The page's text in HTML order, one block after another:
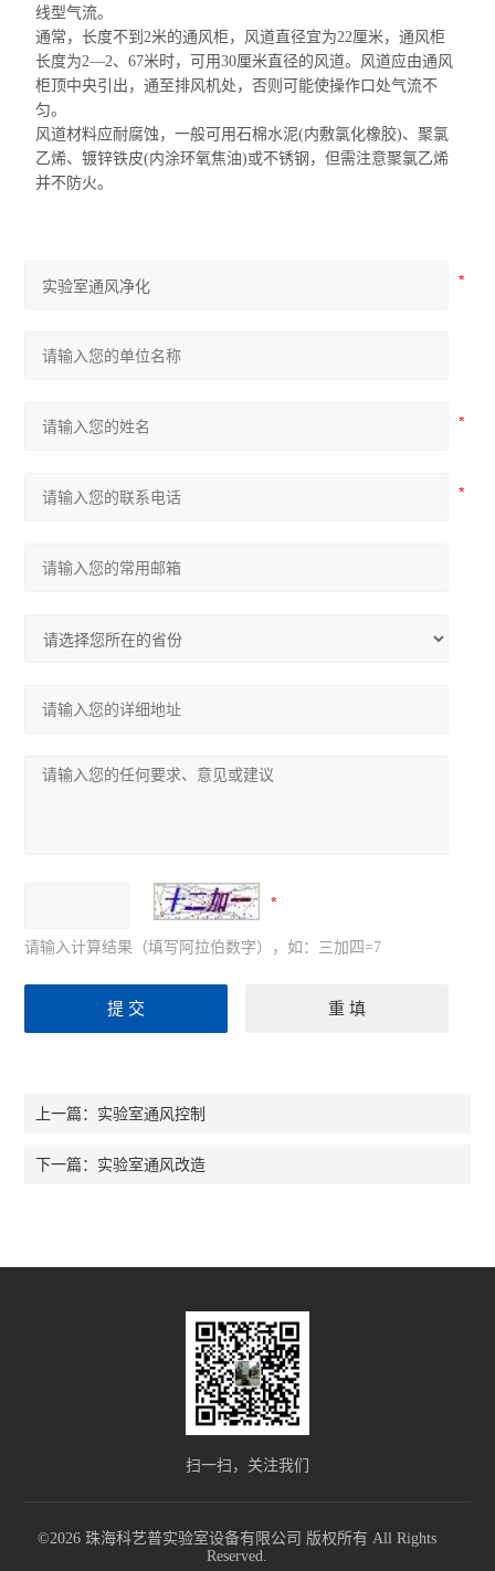
线型气流。
通常，长度不到2米的通风柜，风道直径宜为22厘米，通风柜
长度为2—2、67米时，可用30厘米直径的风道。风道应由通风
柜顶中央引出，通至排风机处，否则可能使操作口处气流不
匀。
风道材料应耐腐蚀，一般可用石棉水泥(内敷氯化橡胶)、聚氯
乙烯、镀锌铁皮(内涂环氧焦油)或不锈钢，但需注意聚氯乙烯
并不防火。
请输入计算结果（填写阿拉伯数字），如：三加四=7
上一篇： 实验室通风控制
下一篇： 实验室通风改造
扫一扫，关注我们
©2026 珠海科艺普实验室设备有限公司 版权所有 All Rights
Reserved.